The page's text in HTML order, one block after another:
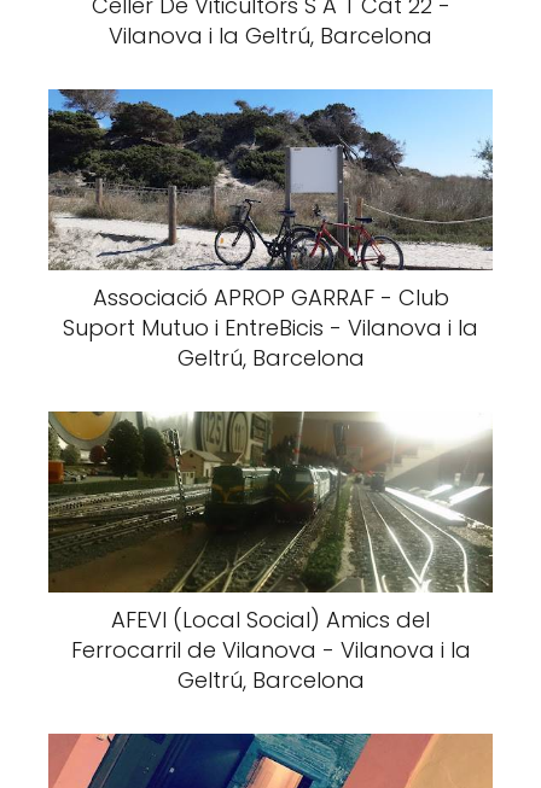
Vilanova i la Geltrú, Barcelona
Associació APROP GARRAF - Club
Suport Mutuo i EntreBicis - Vilanova i la
Geltrú, Barcelona
AFEVI (Local Social) Amics del
Ferrocarril de Vilanova - Vilanova i la
Geltrú, Barcelona